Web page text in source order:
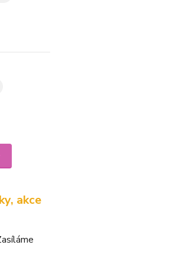
akce